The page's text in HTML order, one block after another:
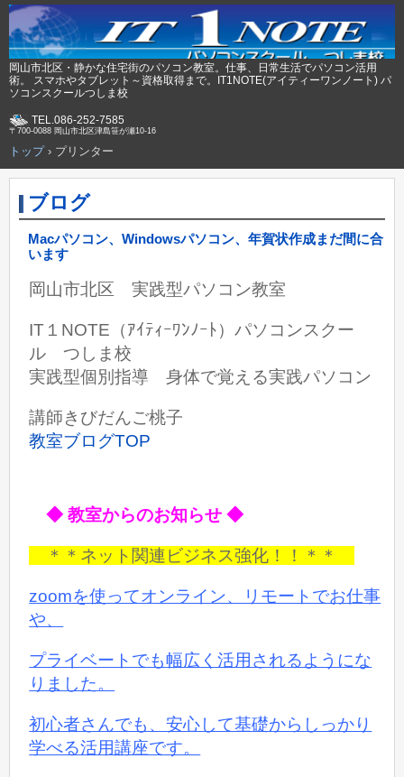
岡山市北区・静かな住宅街のパソコン教室。仕事、日常生活でパソコン活用
術。 スマホやタブレット～資格取得まで。IT1NOTE(アイティーワンノート) パ
ソコンスクールつしま校
TEL.086-252-7585
〒700-0088 岡山市北区津島笹が瀬10-16
トップ› プリンター
ブログ
Macパソコン、Windowsパソコン、年賀状作成まだ間に合
います
岡山市北区 実践型パソコン教室
IT１NOTE（ｱｲﾃｨｰﾜﾝﾉｰﾄ）パソコンスクー
ル つしま校
実践型個別指導 身体で覚える実践パソコン
講師きびだんご桃子
教室ブログTOP
◆ 教室からのお知らせ ◆
＊＊ネット関連ビジネス強化！！＊＊
zoomを使ってオンライン、リモートでお仕事
や、
プライベートでも幅広く活用されるようにな
りました。
初心者さんでも、安心して基礎からしっかり
学べる活用講座です。